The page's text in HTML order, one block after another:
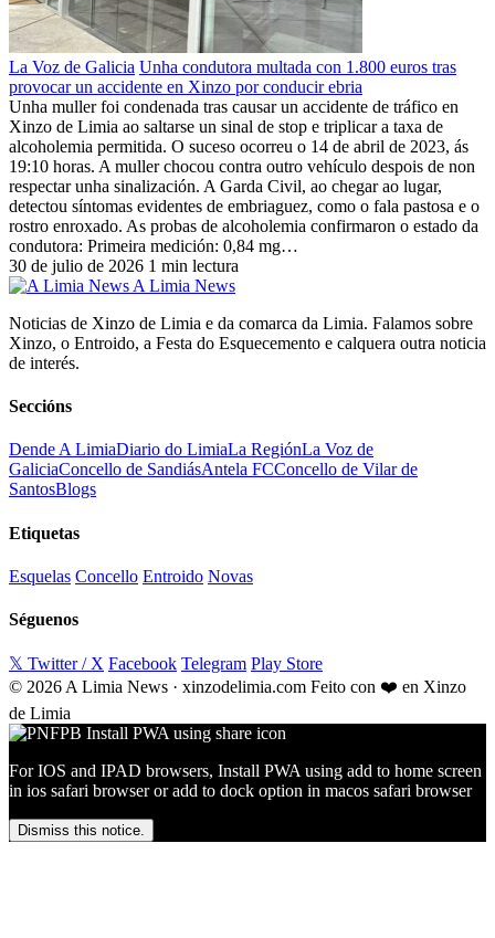
La Voz de Galicia Unha condutora multada con 1.800 euros tras
provocar un accidente en Xinzo por conducir ebria
Unha muller foi condenada tras causar un accidente de tráfico en
Xinzo de Limia ao saltarse un sinal de stop e triplicar a taxa de
alcoholemia permitida. O suceso ocorreu o 14 de abril de 2023, ás
19:10 horas. A muller chocou contra outro vehículo despois de non
respectar unha sinalización. A Garda Civil, ao chegar ao lugar,
detectou síntomas evidentes de embriaguez, como o fala pastosa e o
rostro enroxado. As probas de alcoholemia confirmaron o estado da
condutora: Primeira medición: 0,84 mg…
30 de julio de 2026 1 min lectura
A Limia News
Noticias de Xinzo de Limia e da comarca da Limia. Falamos sobre
Xinzo, o Entroido, a Festa do Esquecemento e calquera outra noticia
de interés.
Seccións
Dende A LimiaDiario do LimiaLa RegiónLa Voz de
GaliciaConcello de SandiásAntela FCConcello de Vilar de
SantosBlogs
Etiquetas
Esquelas Concello Entroido Novas
Séguenos
𝕏 Twitter / X Facebook Telegram Play Store
© 2026 A Limia News · xinzodelimia.com Feito con ❤️ en Xinzo
de Limia
For IOS and IPAD browsers, Install PWA using add to home screen
in ios safari browser or add to dock option in macos safari browser
Dismiss this notice.